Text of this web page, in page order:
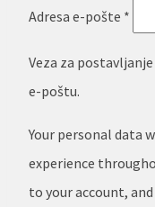
Adresa e-pošte *
Veza za
e-poštu.
Your personal data
experience
to your account,